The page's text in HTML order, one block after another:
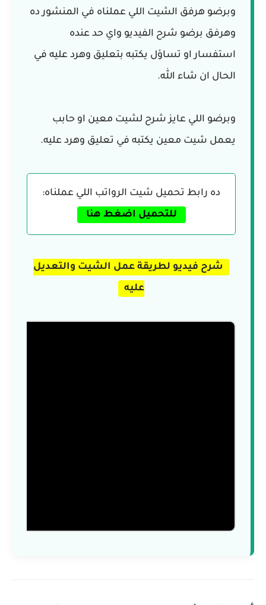
وبرضو هرفق الشيت اللي عملناه في المنشور ده
وهرفق برضو شرح الفيديو واي حد عنده
استفسار او تساؤل يكتبه بتعليق وهرد عليه في
الحال ان شاء الله.
وبرضو اللي عايز شرح لشيت معين او حابب
يعمل شيت معين يكتبه في تعليق وهرد عليه.
ده رابط تحميل شيت الرواتب اللي عملناه:
للتحميل اضغط هنا
شرح فيديو لطريقة عمل الشيت والتعديل
عليه